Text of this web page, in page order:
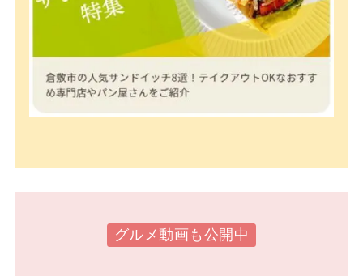
グルメ動画も公開中